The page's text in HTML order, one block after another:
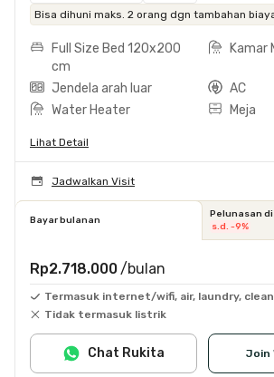
Bisa dihuni maks. 2 orang dgn tambahan
Full Size Bed 120x200
cm
Kamar
Jendela arah luar
AC
Water Heater
Meja
Lihat Detail
Jadwalkan Visit
Bayar bulanan
Pelunasan di
s.d. -9%
Rp2.718.000 /bulan
Termasuk internet/wifi, air, laundry,
Tidak termasuk listrik
Join
Chat Rukita